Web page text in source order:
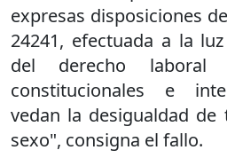
expresas disposiciones
24241, efectuada a la
del derecho
constitucionales e
vedan la desigualdad
sexo", consigna el fallo.